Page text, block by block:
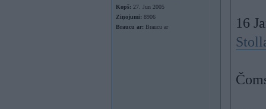
Kopš: 27. Jun 2005
Ziņojumi: 8906
Braucu ar: Braucu ar
16